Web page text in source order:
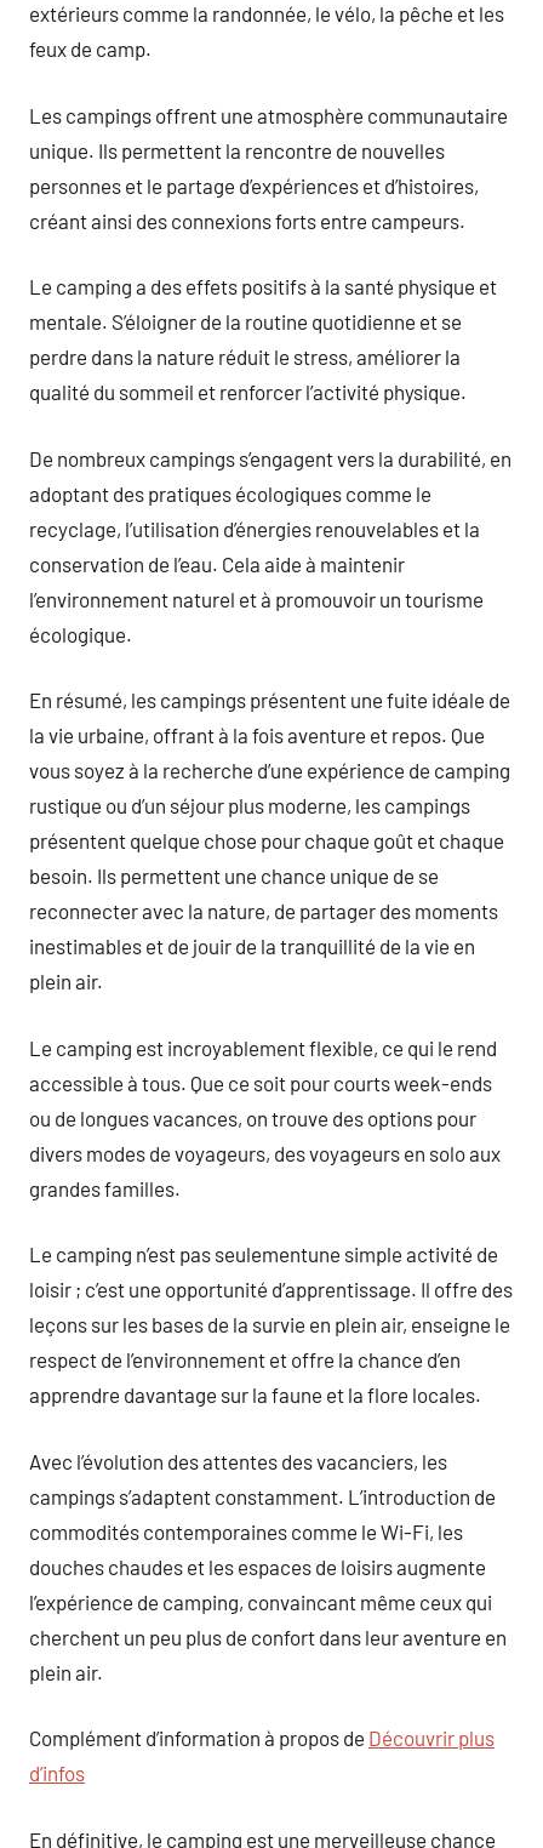
extérieurs comme la randonnée, le vélo, la pêche et les
feux de camp.
Les campings offrent une atmosphère communautaire
unique. Ils permettent la rencontre de nouvelles
personnes et le partage d’expériences et d’histoires,
créant ainsi des connexions forts entre campeurs.
Le camping a des effets positifs à la santé physique et
mentale. S’éloigner de la routine quotidienne et se
perdre dans la nature réduit le stress, améliorer la
qualité du sommeil et renforcer l’activité physique.
De nombreux campings s’engagent vers la durabilité, en
adoptant des pratiques écologiques comme le
recyclage, l’utilisation d’énergies renouvelables et la
conservation de l’eau. Cela aide à maintenir
l’environnement naturel et à promouvoir un tourisme
écologique.
En résumé, les campings présentent une fuite idéale de
la vie urbaine, offrant à la fois aventure et repos. Que
vous soyez à la recherche d’une expérience de camping
rustique ou d’un séjour plus moderne, les campings
présentent quelque chose pour chaque goût et chaque
besoin. Ils permettent une chance unique de se
reconnecter avec la nature, de partager des moments
inestimables et de jouir de la tranquillité de la vie en
plein air.
Le camping est incroyablement flexible, ce qui le rend
accessible à tous. Que ce soit pour courts week-ends
ou de longues vacances, on trouve des options pour
divers modes de voyageurs, des voyageurs en solo aux
grandes familles.
Le camping n’est pas seulementune simple activité de
loisir ; c’est une opportunité d’apprentissage. Il offre des
leçons sur les bases de la survie en plein air, enseigne le
respect de l’environnement et offre la chance d’en
apprendre davantage sur la faune et la flore locales.
Avec l’évolution des attentes des vacanciers, les
campings s’adaptent constamment. L’introduction de
commodités contemporaines comme le Wi-Fi, les
douches chaudes et les espaces de loisirs augmente
l’expérience de camping, convaincant même ceux qui
cherchent un peu plus de confort dans leur aventure en
plein air.
Complément d’information à propos de Découvrir plus
d’infos
En définitive, le camping est une merveilleuse chance